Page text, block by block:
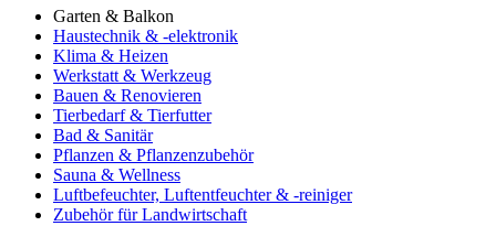
Garten & Balkon
Haustechnik & -elektronik
Klima & Heizen
Werkstatt & Werkzeug
Bauen & Renovieren
Tierbedarf & Tierfutter
Bad & Sanitär
Pflanzen & Pflanzenzubehör
Sauna & Wellness
Luftbefeuchter, Luftentfeuchter & -reiniger
Zubehör für Landwirtschaft